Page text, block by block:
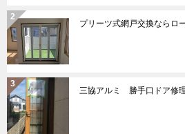
プリーツ式網戸交換ならロ
三協アルミ 勝手口ドア修